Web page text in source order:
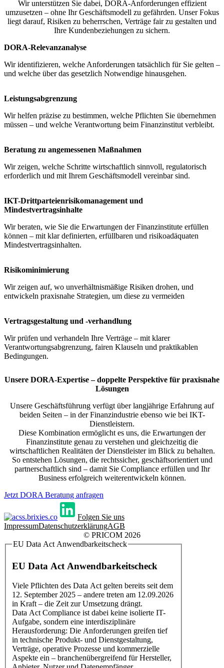
Wir unterstützen Sie dabei, DORA-Anforderungen effizient
umzusetzen – ohne Ihr Geschäftsmodell zu gefährden. Unser Fokus
liegt darauf, Risiken zu beherrschen, Verträge fair zu gestalten und
Ihre Kundenbeziehungen zu sichern.
DORA-Relevanzanalyse
Wir identifizieren, welche Anforderungen tatsächlich für Sie gelten –
und welche über das gesetzlich Notwendige hinausgehen.
Leistungsabgrenzung
Wir helfen präzise zu bestimmen, welche Pflichten Sie übernehmen
müssen – und welche Verantwortung beim Finanzinstitut verbleibt.
Beratung zu angemessenen Maßnahmen
Wir zeigen, welche Schritte wirtschaftlich sinnvoll, regulatorisch
erforderlich und mit Ihrem Geschäftsmodell vereinbar sind.
IKT-Drittparteienrisikomanagement und
Mindestvertragsinhalte
Wir beraten, wie Sie die Erwartungen der Finanzinstitute erfüllen
können – mit klar definierten, erfüllbaren und risikoadäquaten
Mindestvertragsinhalten.
Risikominimierung
Wir zeigen auf, wo unverhältnismäßige Risiken drohen, und
entwickeln praxisnahe Strategien, um diese zu vermeiden
Vertragsgestaltung und -verhandlung
Wir prüfen und verhandeln Ihre Verträge – mit klarer
Verantwortungsabgrenzung, fairen Klauseln und praktikablen
Bedingungen.
Unsere DORA-Expertise – doppelte Perspektive für praxisnahe
Lösungen
Unsere Geschäftsführung verfügt über langjährige Erfahrung auf
beiden Seiten – in der Finanzindustrie ebenso wie bei IKT-
Dienstleistern.
Diese Kombination ermöglicht es uns, die Erwartungen der
Finanzinstitute genau zu verstehen und gleichzeitig die
wirtschaftlichen Realitäten der Dienstleister im Blick zu behalten.
So entstehen Lösungen, die rechtssicher, geschäftsorientiert und
partnerschaftlich sind – damit Sie Compliance erfüllen und Ihr
Business erfolgreich weiterentwickeln können.
Jetzt DORA Beratung anfragen
Folgen Sie uns
ImpressumDatenschutzerklärungAGB
© PRICOM 2026
EU Data Act Anwendbarkeitscheck
EU Data Act Anwendbarkeitscheck
Viele Pflichten des Data Act gelten bereits seit dem
12. September 2025 – andere treten am 12.09.2026
in Kraft – die Zeit zur Umsetzung drängt.
Data Act Compliance ist dabei keine isolierte IT-
Aufgabe, sondern eine interdisziplinäre
Herausforderung: Die Anforderungen greifen tief
in technische Produkt- und Dienstgestaltung,
Verträge, operative Prozesse und kommerzielle
Aspekte ein – branchenübergreifend für Hersteller,